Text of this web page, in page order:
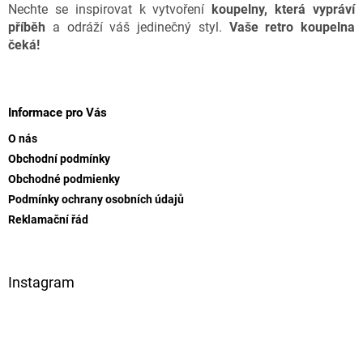
Nechte se inspirovat k vytvoření koupelny, která vypráví
příběh a odráží váš jedinečný styl. Vaše retro koupelna
čeká!
Informace pro Vás
O nás
Obchodní podmínky
Obchodné podmienky
Podmínky ochrany osobních údajů
Reklamační řád
Instagram